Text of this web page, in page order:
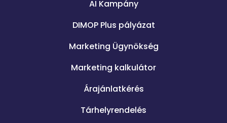
AI Kampány
DIMOP Plus pályázat
Marketing Ügynökség
Marketing kalkulátor
Árajánlatkérés
Tárhelyrendelés